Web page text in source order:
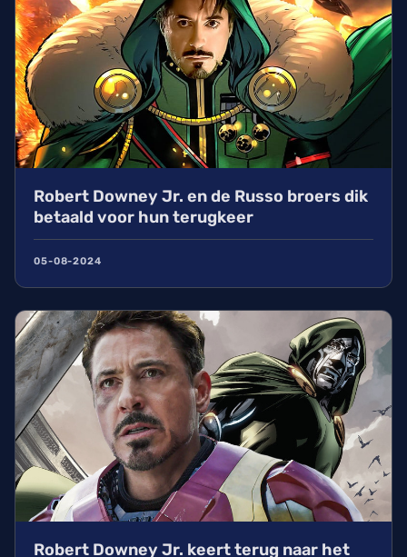
Robert Downey Jr. en de Russo broers dik
betaald voor hun terugkeer
05-08-2024
Robert Downey Jr. keert terug naar het